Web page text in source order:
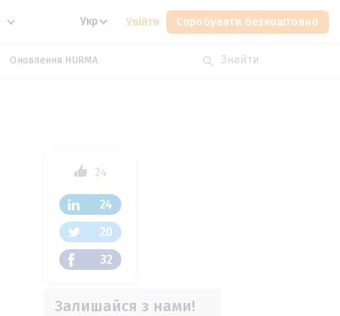
Укр Увійти Спробувати безкоштовно
Оновлення HURMA
24
24
20
32
Залишайся з нами!